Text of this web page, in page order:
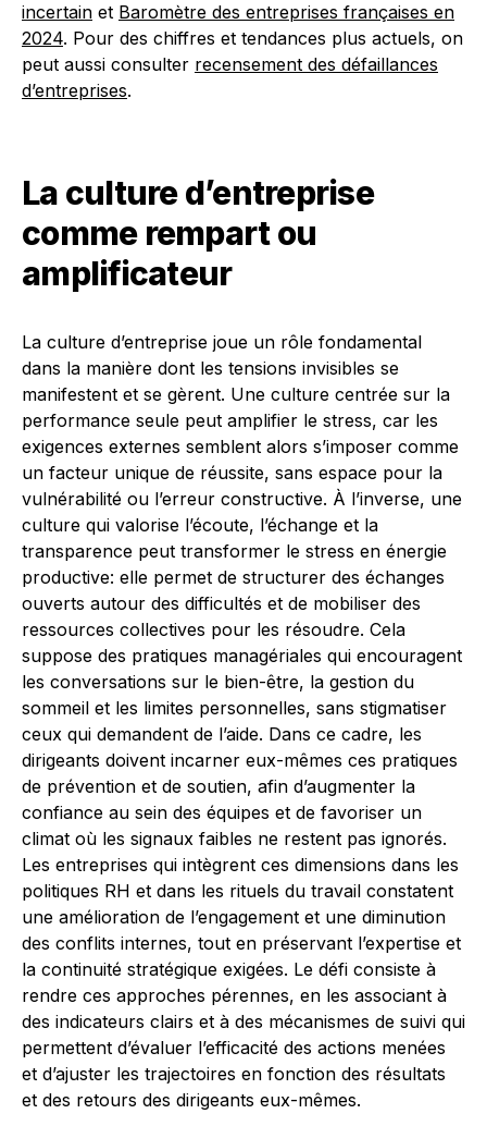
incertain et Baromètre des entreprises françaises en
2024. Pour des chiffres et tendances plus actuels, on
peut aussi consulter recensement des défaillances
d’entreprises.
La culture d’entreprise
comme rempart ou
amplificateur
La culture d’entreprise joue un rôle fondamental
dans la manière dont les tensions invisibles se
manifestent et se gèrent. Une culture centrée sur la
performance seule peut amplifier le stress, car les
exigences externes semblent alors s’imposer comme
un facteur unique de réussite, sans espace pour la
vulnérabilité ou l’erreur constructive. À l’inverse, une
culture qui valorise l’écoute, l’échange et la
transparence peut transformer le stress en énergie
productive: elle permet de structurer des échanges
ouverts autour des difficultés et de mobiliser des
ressources collectives pour les résoudre. Cela
suppose des pratiques managériales qui encouragent
les conversations sur le bien-être, la gestion du
sommeil et les limites personnelles, sans stigmatiser
ceux qui demandent de l’aide. Dans ce cadre, les
dirigeants doivent incarner eux-mêmes ces pratiques
de prévention et de soutien, afin d’augmenter la
confiance au sein des équipes et de favoriser un
climat où les signaux faibles ne restent pas ignorés.
Les entreprises qui intègrent ces dimensions dans les
politiques RH et dans les rituels du travail constatent
une amélioration de l’engagement et une diminution
des conflits internes, tout en préservant l’expertise et
la continuité stratégique exigées. Le défi consiste à
rendre ces approches pérennes, en les associant à
des indicateurs clairs et à des mécanismes de suivi qui
permettent d’évaluer l’efficacité des actions menées
et d’ajuster les trajectoires en fonction des résultats
et des retours des dirigeants eux-mêmes.